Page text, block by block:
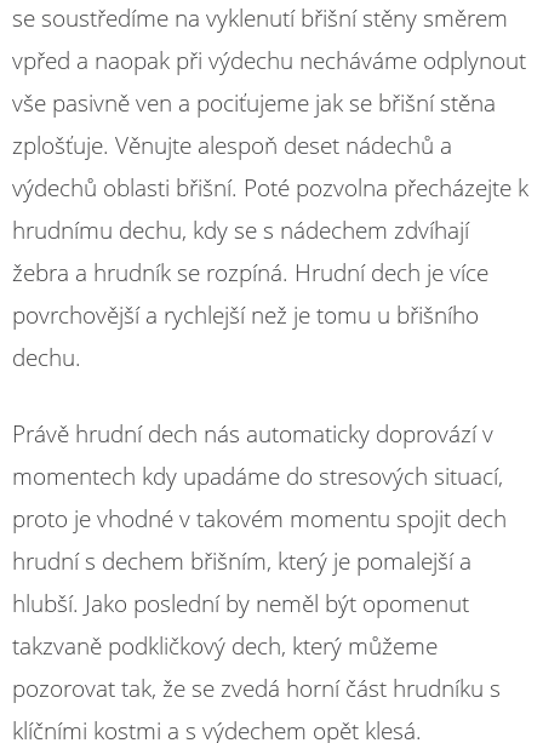
se soustředíme na vyklenutí břišní stěny směrem
vpřed a naopak při výdechu necháváme odplynout
vše pasivně ven a pociťujeme jak se břišní stěna
zplošťuje. Věnujte alespoň deset nádechů a
výdechů oblasti břišní. Poté pozvolna přecházejte k
hrudnímu dechu, kdy se s nádechem zdvíhají
žebra a hrudník se rozpíná. Hrudní dech je více
povrchovější a rychlejší než je tomu u břišního
dechu.
Právě hrudní dech nás automaticky doprovází v
momentech kdy upadáme do stresových situací,
proto je vhodné v takovém momentu spojit dech
hrudní s dechem břišním, který je pomalejší a
hlubší. Jako poslední by neměl být opomenut
takzvaně podkličkový dech, který můžeme
pozorovat tak, že se zvedá horní část hrudníku s
klíčními kostmi a s výdechem opět klesá.